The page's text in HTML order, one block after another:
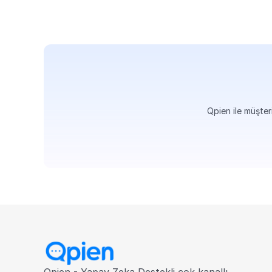
Qpien ile